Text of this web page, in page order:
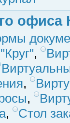
офиса
,
,
,
,
Стол